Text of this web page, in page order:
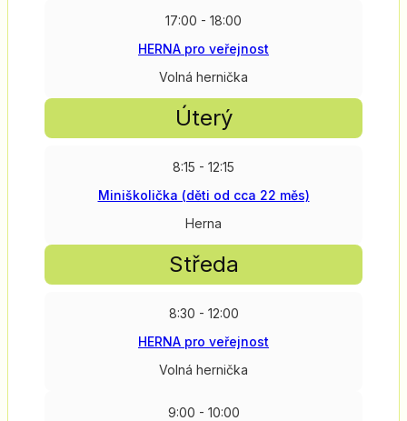
17:00 - 18:00
HERNA pro veřejnost
Volná hernička
Úterý
8:15 - 12:15
Miniškolička (děti od cca 22 měs)
Herna
Středa
8:30 - 12:00
HERNA pro veřejnost
Volná hernička
9:00 - 10:00